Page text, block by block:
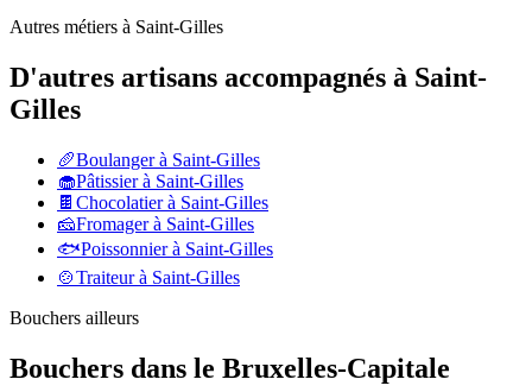
Autres métiers à Saint-Gilles
D'autres artisans accompagnés à Saint-
Gilles
🥖Boulangerà Saint-Gilles
🧁Pâtissierà Saint-Gilles
🍫 Chocolatierà Saint-Gilles
🧀Fromagerà Saint-Gilles
🐟Poissonnierà Saint-Gilles
🍲Traiteurà Saint-Gilles
Bouchers ailleurs
Bouchers dans le Bruxelles-Capitale